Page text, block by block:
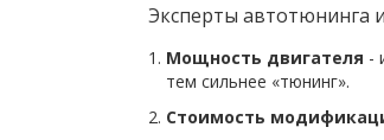
Эксперты автотюнинга
Мощность двигателя -
тем сильнее «тюнинг».
Стоимость